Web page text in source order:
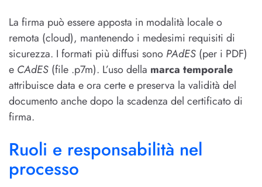
La firma può essere apposta in modalità locale o
remota (cloud), mantenendo i medesimi requisiti di
sicurezza. I formati più diffusi sono PAdES (per i PDF)
e CAdES (file .p7m). L’uso della marca temporale
attribuisce data e ora certe e preserva la validità del
documento anche dopo la scadenza del certificato di
firma.
Ruoli e responsabilità nel
processo